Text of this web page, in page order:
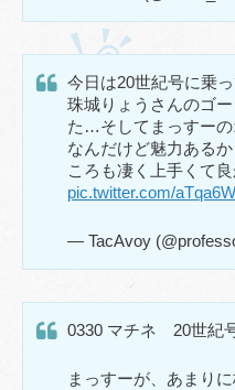
今日は20世紀号に乗
珠城りょうさんのゴ
た…そしてまっすーの
なんだけど魅力ある
ころも凄く上手くて良
pic.twitter.com/
— TacAvoy
0330 マチネ 20世紀
まっすーが、あまりに